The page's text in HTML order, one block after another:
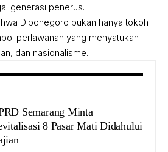
generasi penerus.
Diponegoro bukan hanya tokoh
perlawanan yang menyatukan
dan nasionalisme.
Semarang Minta
8 Pasar Mati Didahului